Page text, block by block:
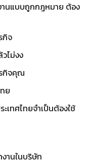
านแบบถูกกฎหมาย ต้อง
กิจ
ไม่งง
กิจคุณ
ย​
เทศไทยจำเป็นต้องใช้
านในบริษัท